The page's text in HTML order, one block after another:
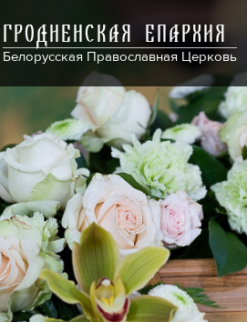
ГРОДНЕНСКАЯ ЕПАРХИЯ
Белорусская Православная Церковь